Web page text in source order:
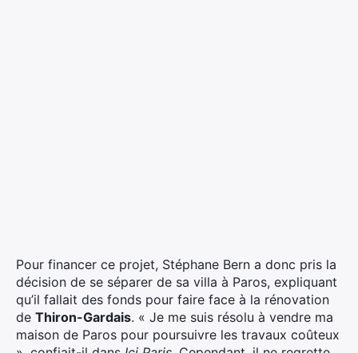
Pour financer ce projet, Stéphane Bern a donc pris la
décision de se séparer de sa villa à Paros, expliquant
qu’il fallait des fonds pour faire face à la rénovation
de Thiron-Gardais. « Je me suis résolu à vendre ma
maison de Paros pour poursuivre les travaux coûteux